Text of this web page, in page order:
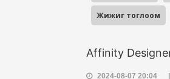
Жижиг тоглоом
Affinity
2024-08-07 20:04